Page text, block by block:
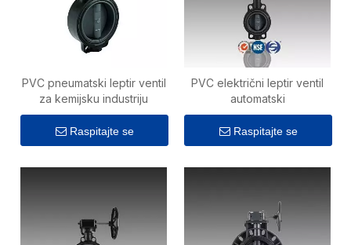
PVC pneumatski leptir ventil
za kemijsku industriju
Raspitajte se
PVC električni leptir ventil
automatski
Raspitajte se